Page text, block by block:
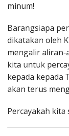
minum!
Barangsiapa
dikatakan oleh
mengalir aliran-
kita untuk
kepada kepada
akan terus
Percayakah kita